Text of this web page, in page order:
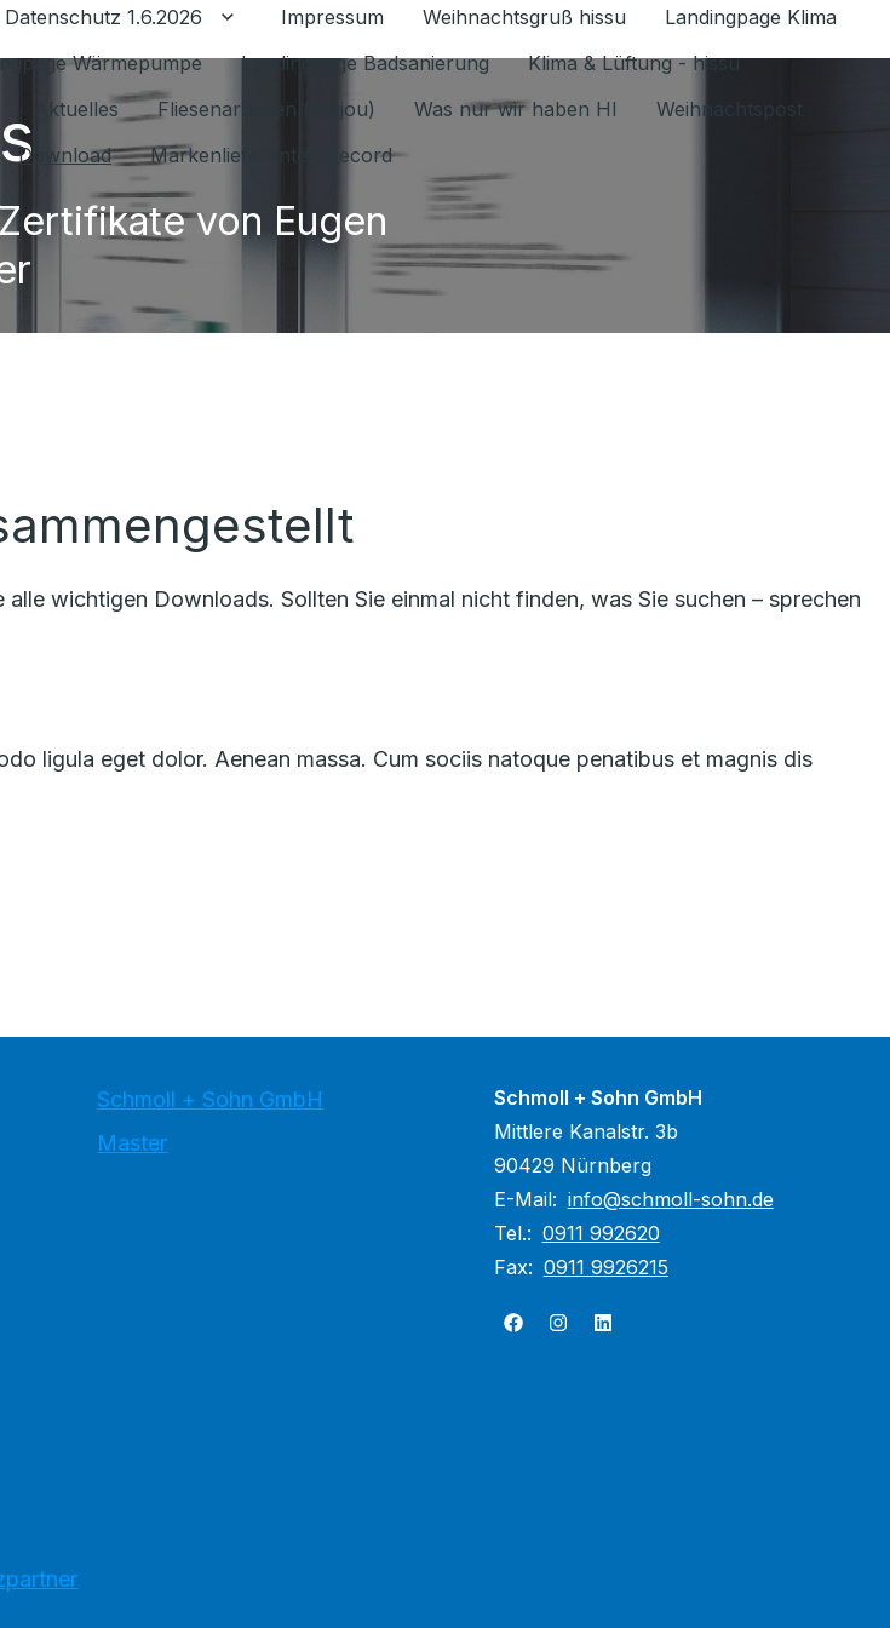
für Ratgeber umschalten
Datenschutz 1.6.2026 Untermenü für Datenschutz 1.6.2026 umschalten
Impressum Weihnachtsgruß hissu
Landingpage Klima
Wärmepumpe Landingpage Badsanierung
Klima & Lüftung - hissu
Aktuelles Fliesenarbeiten (toujou) Was nur wir haben HI
Weihnachtspost
Download Markenlieferanten Record
von Eugen
wichtigen Downloads. Sollten Sie einmal nicht finden, was Sie suchen – sprechen
ligula eget dolor. Aenean massa. Cum sociis natoque penatibus et magnis dis
Schmoll + Sohn GmbH
Master
Schmoll + Sohn GmbH
Mittlere Kanalstr. 3b
90429 Nürnberg
E-Mail: info@schmoll-sohn.de
Tel.: 0911 992620
Fax: 0911 9926215